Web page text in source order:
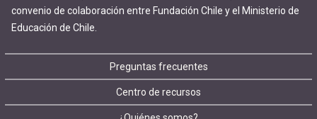
convenio de colaboración entre Fundación Chile y el Ministerio de
Educación de Chile.
Footer
Preguntas frecuentes
Centro de recursos